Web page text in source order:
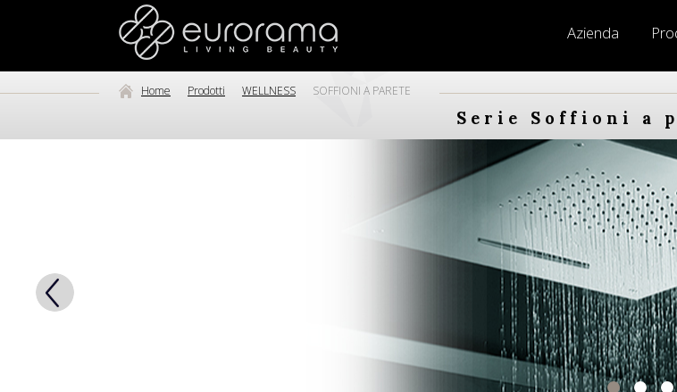
Azienda
Home Prodotti WELLNESS SOFFIONI A PARETE
Serie Soffioni a